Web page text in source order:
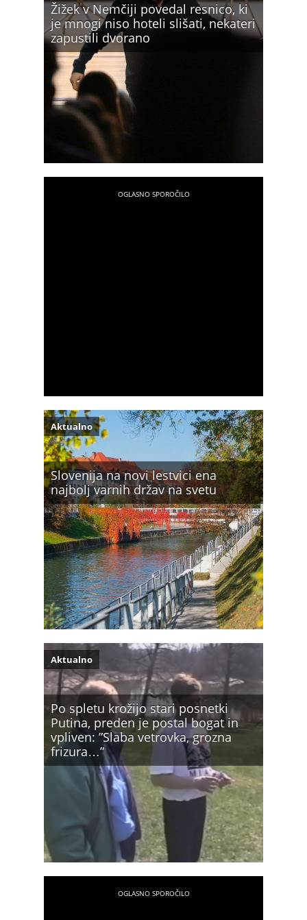
Žižek v Nemčiji povedal resnico, ki
je mnogi niso hoteli slišati, nekateri
zapustili dvorano
Slovenija na novi lestvici ena
najbolj varnih držav na svetu
Aktualno
Po spletu krožijo stari posnetki
Putina, preden je postal bogat in
vpliven: ”Slaba vetrovka, grozna
frizura…”
Aktualno